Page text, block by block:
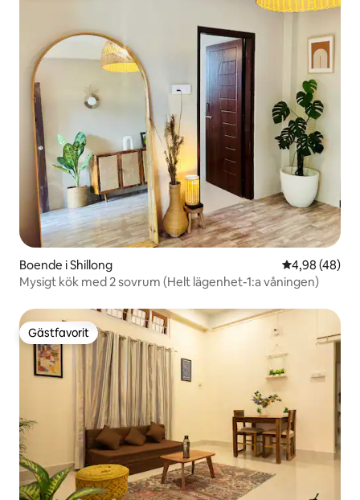
Boende i Shillong 4,98 av 5 i
4,98 (48)
Mysigt kök med 2 sovrum (Helt lägenhet-1:a våningen)
Gästfavorit
Gästfavorit